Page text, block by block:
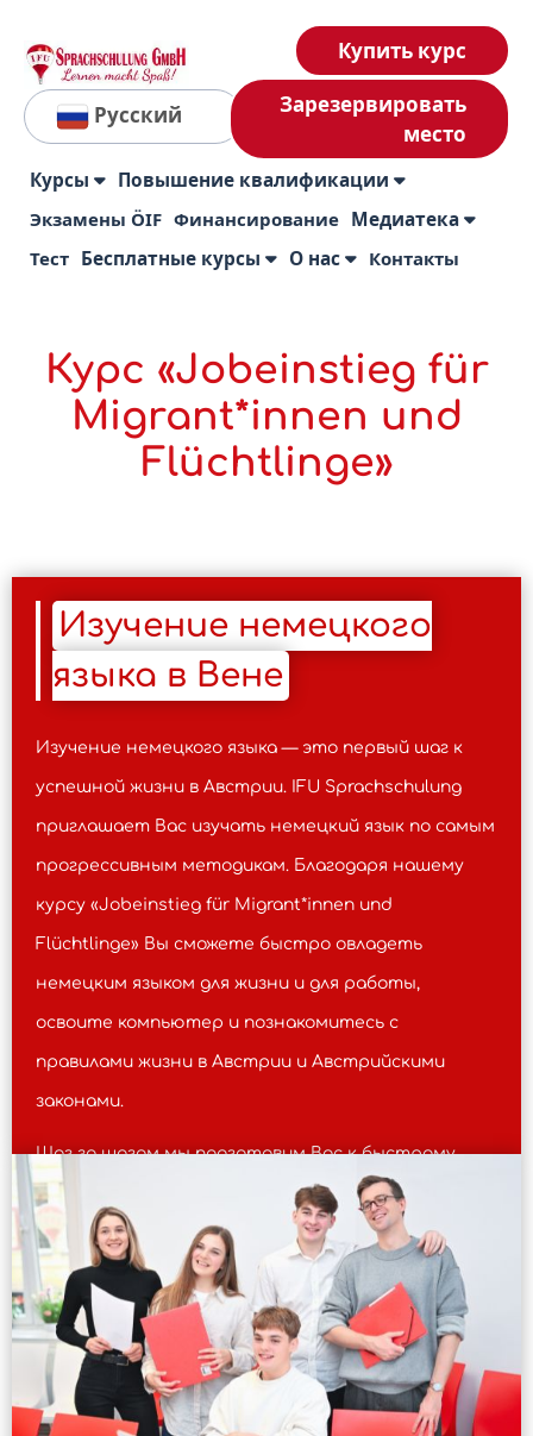
Русский
Купить курс
Зарезервировать
место
Курсы Повышение квалификации
Экзамены ÖIF Финансирование Медиатека
Тест Бесплатные курсы О нас Контакты
Курс «Jobeinstieg für
Migrant*innen und
Flüchtlinge»
Изучение немецкого
языка в Вене
Изучение немецкого языка — это первый шаг к
успешной жизни в Австрии. IFU Sprachschulung
приглашает Вас изучать немецкий язык по самым
прогрессивным методикам. Благодаря нашему
курсу «Jobeinstieg für Migrant*innen und
Flüchtlinge» Вы сможете быстро овладеть
немецким языком для жизни и для работы,
освоите компьютер и познакомитесь с
правилами жизни в Австрии и Австрийскими
законами.
Шаг за шагом мы подготовим Вас к быстрому
старту Вашей карьеры и поможем с поиском
работы.